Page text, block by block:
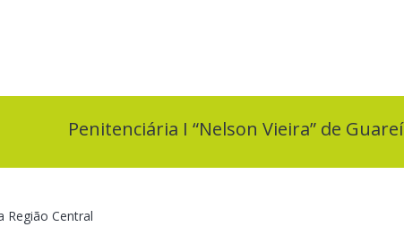
Penitenciária I “Nelson Vieira” de Guareí
Região Central